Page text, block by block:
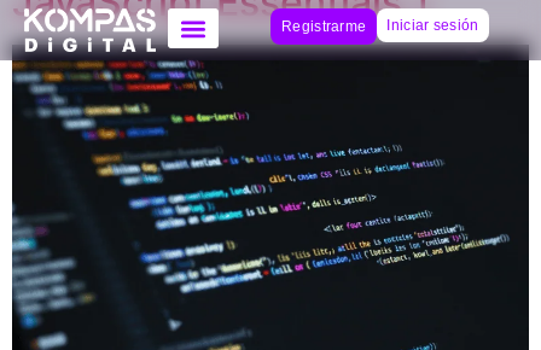
Registrarme Iniciar sesión